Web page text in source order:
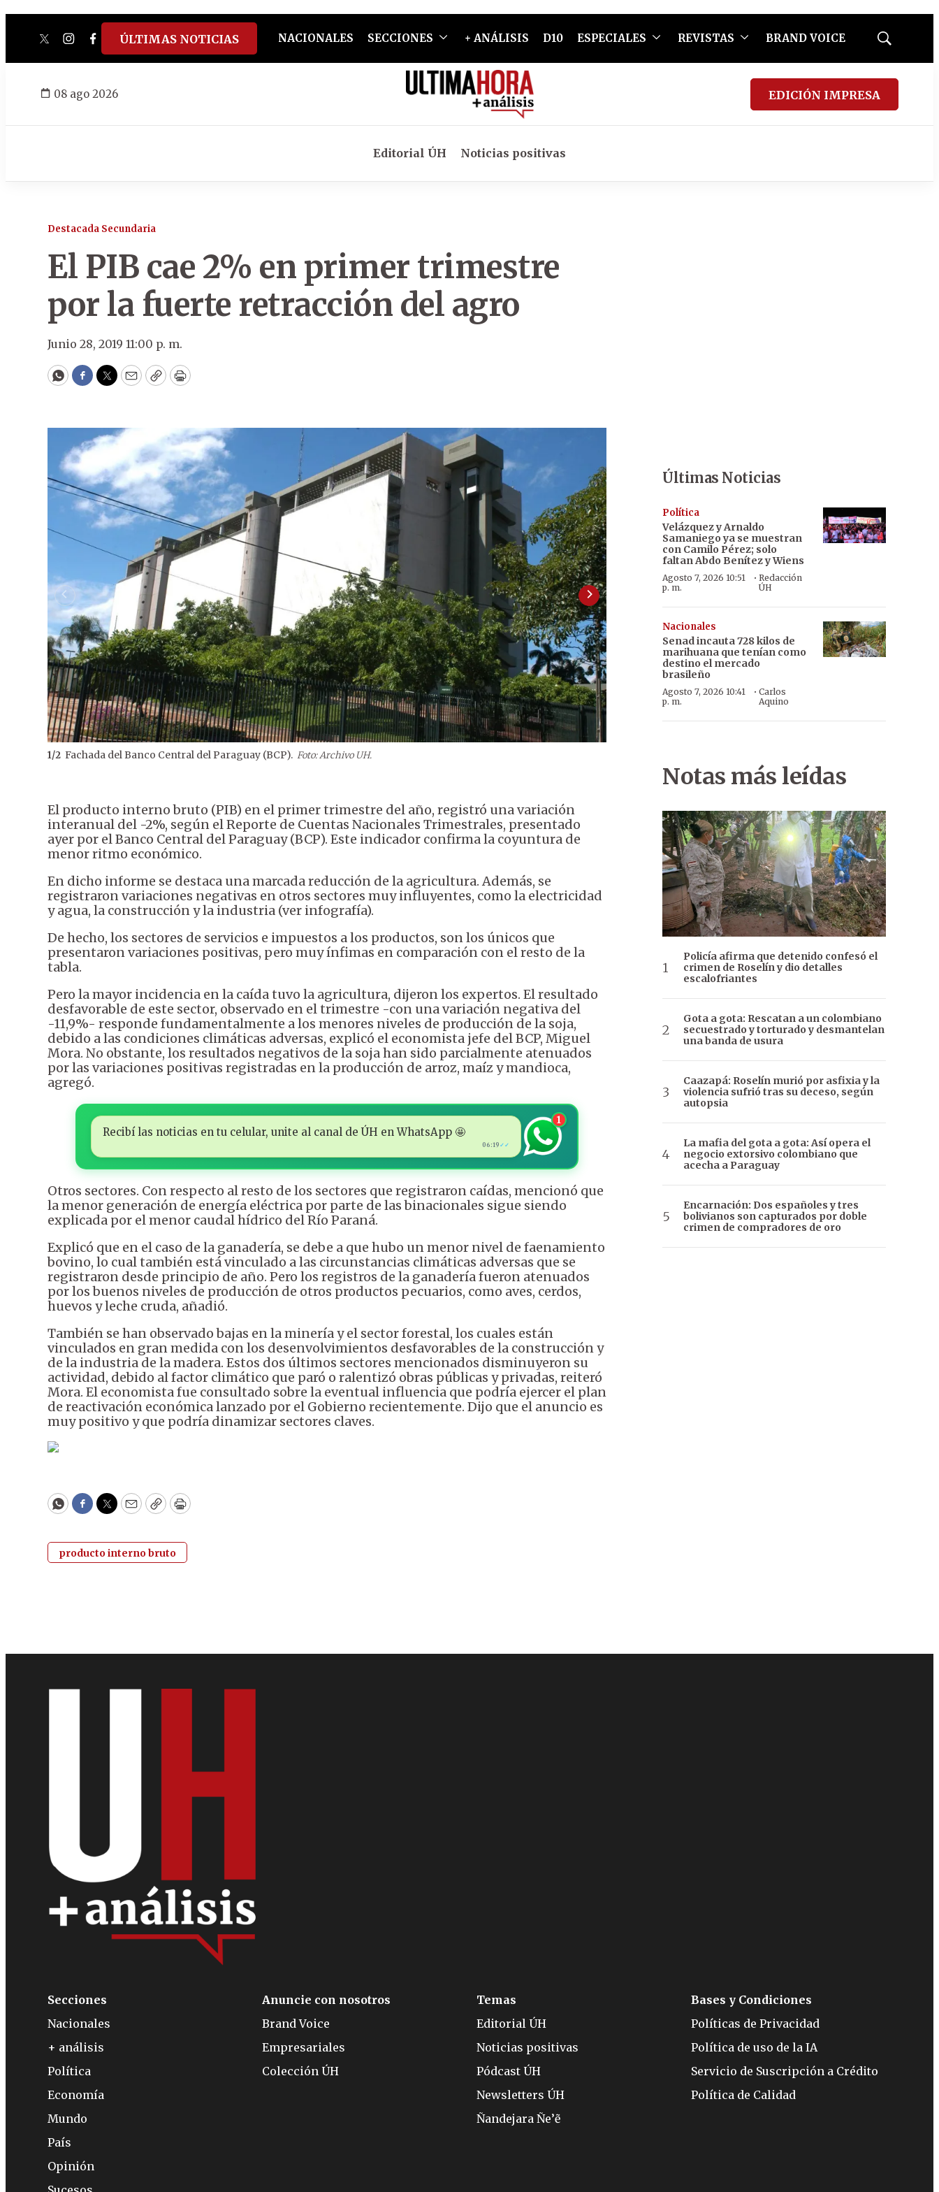
twitterinstagram
facebook
tiktokyoutube
spotify
ÚLTIMAS NOTICIAS NACIONALES SECCIONES + ANÁLISIS D10 ESPECIALES REVISTAS BRAND VOICE
Mostrar
08 ago 2026 EDICIÓN IMPRESA
Editorial ÚH Noticias positivas
Destacada Secundaria
El PIB cae 2% en primer trimestre
por la fuerte retracción del agro
Junio 28, 2019 11:00 p. m.
WhatsApp
Facebook
Twitter
EmailCopyPrint
1/2 Fachada del Banco Central del Paraguay (BCP). Foto: Archivo UH.
El producto interno bruto (PIB) en el primer trimestre del año, registró una variación
interanual del -2%, según el Reporte de Cuentas Nacionales Trimestrales, presentado
ayer por el Banco Central del Paraguay (BCP). Este indicador confirma la coyuntura de
menor ritmo económico.
En dicho informe se destaca una marcada reducción de la agricultura. Además, se
registraron variaciones negativas en otros sectores muy influyentes, como la electricidad
y agua, la construcción y la industria (ver infografía).
De hecho, los sectores de servicios e impuestos a los productos, son los únicos que
presentaron variaciones positivas, pero muy ínfimas en comparación con el resto de la
tabla.
Pero la mayor incidencia en la caída tuvo la agricultura, dijeron los expertos. El resultado
desfavorable de este sector, observado en el trimestre -con una variación negativa del
-11,9%- responde fundamentalmente a los menores niveles de producción de la soja,
debido a las condiciones climáticas adversas, explicó el economista jefe del BCP, Miguel
Mora. No obstante, los resultados negativos de la soja han sido parcialmente atenuados
por las variaciones positivas registradas en la producción de arroz, maíz y mandioca,
agregó.
Recibí las noticias en tu celular, unite al canal de ÚH en WhatsApp 🤩
06:19 ✓✓
1
Otros sectores. Con respecto al resto de los sectores que registraron caídas, mencionó que
la menor generación de energía eléctrica por parte de las binacionales sigue siendo
explicada por el menor caudal hídrico del Río Paraná.
Explicó que en el caso de la ganadería, se debe a que hubo un menor nivel de faenamiento
bovino, lo cual también está vinculado a las circunstancias climáticas adversas que se
registraron desde principio de año. Pero los registros de la ganadería fueron atenuados
por los buenos niveles de producción de otros productos pecuarios, como aves, cerdos,
huevos y leche cruda, añadió.
También se han observado bajas en la minería y el sector forestal, los cuales están
vinculados en gran medida con los desenvolvimientos desfavorables de la construcción y
de la industria de la madera. Estos dos últimos sectores mencionados disminuyeron su
actividad, debido al factor climático que paró o ralentizó obras públicas y privadas, reiteró
Mora. El economista fue consultado sobre la eventual influencia que podría ejercer el plan
de reactivación económica lanzado por el Gobierno recientemente. Dijo que el anuncio es
muy positivo y que podría dinamizar sectores claves.
WhatsApp
Facebook
Twitter
EmailCopyPrint
producto interno bruto
Últimas Noticias
Política
Velázquez y Arnaldo
Samaniego ya se muestran
con Camilo Pérez; solo
faltan Abdo Benítez y Wiens
Agosto 7, 2026 10:51
p. m.
·Redacción
ÚH
Nacionales
Senad incauta 728 kilos de
marihuana que tenían como
destino el mercado
brasileño
Agosto 7, 2026 10:41
p. m.
· Carlos
Aquino
Notas más leídas
Policía afirma que detenido confesó el
crimen de Roselín y dio detalles
escalofriantes
Gota a gota: Rescatan a un colombiano
secuestrado y torturado y desmantelan
una banda de usura
Caazapá: Roselín murió por asfixia y la
violencia sufrió tras su deceso, según
autopsia
La mafia del gota a gota: Así opera el
negocio extorsivo colombiano que
acecha a Paraguay
Encarnación: Dos españoles y tres
bolivianos son capturados por doble
crimen de compradores de oro
Secciones
Nacionales
+ análisis
Política
Economía
Mundo
País
Opinión
Anuncie con nosotros
Brand Voice
Empresariales
Colección ÚH
Temas
Editorial ÚH
Noticias positivas
Pódcast ÚH
Newsletters ÚH
Ñandejara Ñe’ẽ
Bases y Condiciones
Políticas de Privacidad
Política de uso de la IA
Servicio de Suscripción a Crédito
Política de Calidad